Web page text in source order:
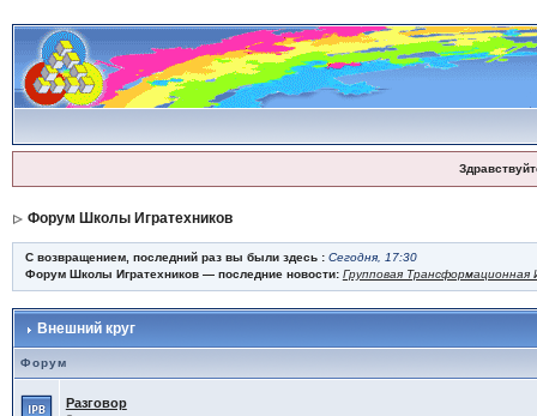
Форум Школы Игратехников
С возвращением, последний раз вы были здесь : Сегодня, 17:30
Форум Школы Игратехников — последние новости: Групповая Трансформационная
Внешний круг
Форум
Разговор